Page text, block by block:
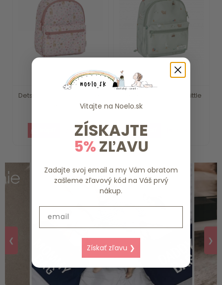
Detský batoh Fairy Garden
20.19 €
Detský batoh Farma Little
❮ ❯
Vitajte na Noelo.sk
ZÍSKAJTE
5%ZĽAVU
Zadajte svoj email a my Vám obratom
zašleme zľavový kód na Váš prvý
nákup.
Získať zľavu ❯